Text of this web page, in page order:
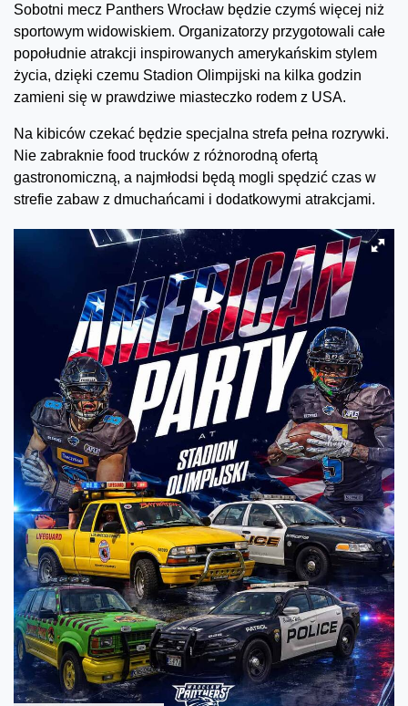
Sobotni mecz Panthers Wrocław będzie czymś więcej niż
sportowym widowiskiem. Organizatorzy przygotowali całe
popołudnie atrakcji inspirowanych amerykańskim stylem
życia, dzięki czemu Stadion Olimpijski na kilka godzin
zamieni się w prawdziwe miasteczko rodem z USA.
Na kibiców czekać będzie specjalna strefa pełna rozrywki.
Nie zabraknie food trucków z różnorodną ofertą
gastronomiczną, a najmłodsi będą mogli spędzić czas w
strefie zabaw z dmuchańcami i dodatkowymi atrakcjami.